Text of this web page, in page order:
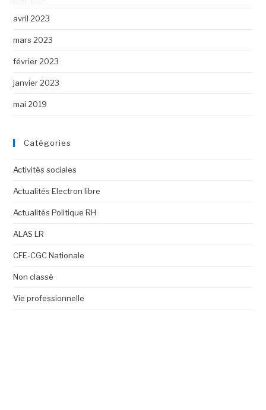
avril 2023
mars 2023
février 2023
janvier 2023
mai 2019
Catégories
Activités sociales
Actualités Electron libre
Actualités Politique RH
ALAS LR
CFE-CGC Nationale
Non classé
Vie professionnelle